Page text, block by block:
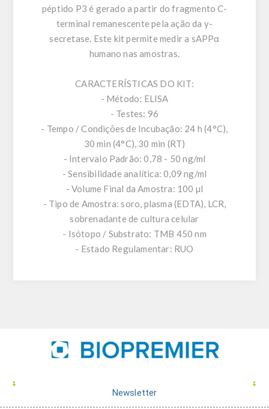
péptido P3 é gerado a partir do fragmento C-
terminal remanescente pela ação da γ-
secretase. Este kit permite medir a sAPPα
humano nas amostras.
CARACTERÍSTICAS DO KIT:
- Método: ELISA
- Testes: 96
- Tempo / Condições de Incubação: 24 h (4°C),
30 min (4°C), 30 min (RT)
- Intervalo Padrão: 0,78 - 50 ng/ml
- Sensibilidade analítica: 0,09 ng/ml
- Volume Final da Amostra: 100 µl
- Tipo de Amostra: soro, plasma (EDTA), LCR,
sobrenadante de cultura celular
- Isótopo / Substrato: TMB 450 nm
- Estado Regulamentar: RUO
Newsletter